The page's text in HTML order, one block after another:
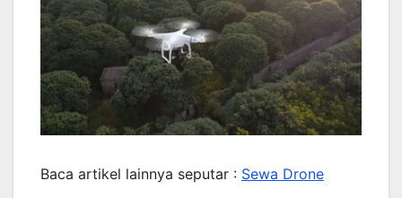
Baca artikel lainnya seputar : Sewa Drone